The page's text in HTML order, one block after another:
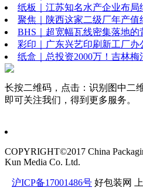
纸板｜江苏知名水产企业布局
聚焦｜陕西这家二级厂年产值
BHS｜超宽幅瓦线密集落地的
彩印｜广东兴艺印刷新工厂办
纸盒｜总投资2000万！吉林
长按二维码，点击：识别图中二
即可关注我们，得到更多服务。
COPYRIGHT©2017 China
Kun Media Co. Ltd.
沪ICP备17001486号 好包装网